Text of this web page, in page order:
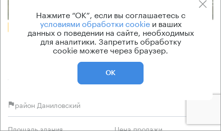
Еще 2 фото
БЕЗ КОМИССИИ
Бизнес-центр
Омега плаза II
Москва, улица Ленинская Слобода, 19 с6
район Даниловский
Площадь здания Цена продажи
Нажмите “ОК”, если вы соглашаетесь с
условиями обработки cookieи ваших
данных о поведении на сайте, необходимых
для аналитики. Запретить обработку
cookie можете через браузер.
ОК